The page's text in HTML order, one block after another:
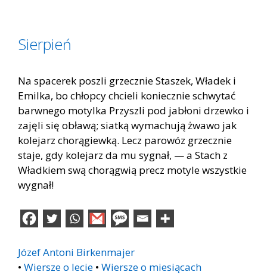
Sierpień
Na spacerek poszli grzecznie Staszek, Władek i
Emilka, bo chłopcy chcieli koniecznie schwytać
barwnego motylka Przyszli pod jabłoni drzewko i
zajęli się obławą; siatką wymachują żwawo jak
kolejarz chorągiewką. Lecz parowóz grzecznie
staje, gdy kolejarz da mu sygnał, — a Stach z
Władkiem swą chorągwią precz motyle wszystkie
wygnał!
Józef Antoni Birkenmajer
• Wiersze o lecie • Wiersze o miesiącach